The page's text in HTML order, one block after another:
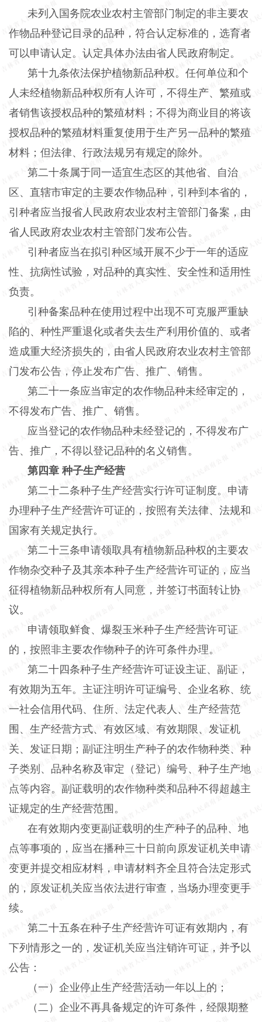
未列入国务院农业农村主管部门制定的非主要农
作物品种登记目录的品种，符合认定标准的，选育者
可以申请认定。认定具体办法由省人民政府制定。
第十九条依法保护植物新品种权。任何单位和个
人未经植物新品种权所有人许可，不得生产、繁殖或
者销售该授权品种的繁殖材料；不得为商业目的将该
授权品种的繁殖材料重复使用于生产另一品种的繁殖
材料；但法律、行政法规另有规定的除外。
第二十条属于同一适宜生态区的其他省、自治
区、直辖市审定的主要农作物品种，引种到本省的，
引种者应当报省人民政府农业农村主管部门备案，由
省人民政府农业农村主管部门发布公告。
引种者应当在拟引种区域开展不少于一年的适应
性、抗病性试验，对品种的真实性、安全性和适用性
负责。
引种备案品种在使用过程中出现不可克服严重缺
陷的、种性严重退化或者失去生产利用价值的、或者
造成重大经济损失的，由省人民政府农业农村主管部
门发布公告，停止发布广告、推广、销售。
第二十一条应当审定的农作物品种未经审定的，
不得发布广告、推广、销售。
应当登记的农作物品种未经登记的，不得发布广
告、推广，不得以登记品种的名义销售。
第四章 种子生产经营
第二十二条种子生产经营实行许可证制度。申请
办理种子生产经营许可证的，按照有关法律、法规和
国家有关规定执行。
第二十三条申请领取具有植物新品种权的主要农
作物杂交种子及其亲本种子生产经营许可证的，应当
征得植物新品种权所有人同意，并签订书面转让协
议。
申请领取鲜食、爆裂玉米种子生产经营许可证
的，按照非主要农作物种子的许可条件办理。
第二十四条种子生产经营许可证设主证、副证，
有效期为五年。主证注明许可证编号、企业名称、统
一社会信用代码、住所、法定代表人、生产经营范
围、生产经营方式、有效区域、有效期限、发证机
关、发证日期；副证注明生产种子的农作物种类、种
子类别、品种名称及审定（登记）编号、种子生产地
点等内容。副证载明的农作物种类和品种不得超越主
证规定的生产经营范围。
在有效期内变更副证载明的生产种子的品种、地
点等事项的，应当在播种三十日前向原发证机关申请
变更并提交相应材料，申请材料齐全且符合法定形式
的，原发证机关应当依法进行审查，当场办理变更手
续。
第二十五条在种子生产经营许可证有效期内，有
下列情形之一的，发证机关应当注销许可证，并予以
公告：
（一）企业停止生产经营活动一年以上的；
（二）企业不再具备规定的许可条件，经限期整